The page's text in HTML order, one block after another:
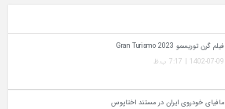
فیلم گرن توریسمو Gran Turismo 2023
1402-07-09 | 7:17 ب.ظ
مافیای خودروی ایران در مستند اختاپوس